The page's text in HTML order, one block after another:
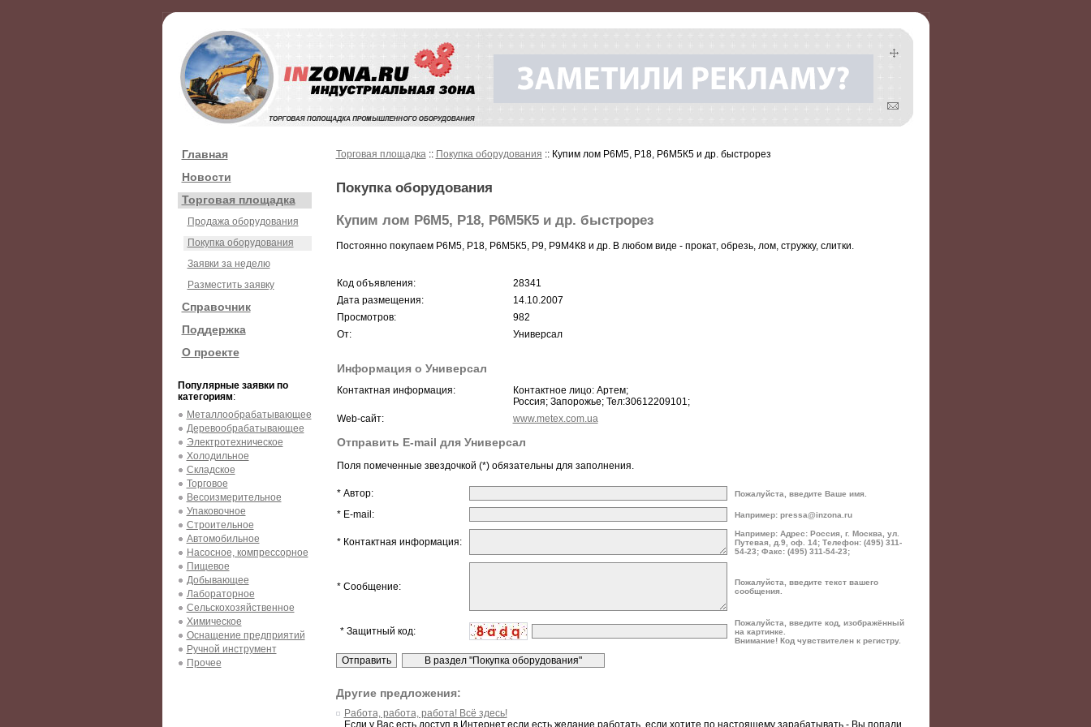
Главная
Новости
Торговая площадка
Продажа оборудования
Покупка оборудования
Заявки за неделю
Разместить заявку
Справочник
Поддержка
О проекте
Популярные заявки по
категориям:
Металлообрабатывающее
Деревообрабатывающее
Электротехническое
Холодильное
Складское
Торговое
Весоизмерительное
Упаковочное
Строительное
Автомобильное
Насосное, компрессорное
Пищевое
Добывающее
Лабораторное
Сельскохозяйственное
Химическое
Оснащение предприятий
Ручной инструмент
Прочее
Торговая площадка:: Покупка оборудования :: Купим лом Р6М5, Р18, Р6М5К5 и др. быстрорез
Покупка оборудования
Купим лом Р6М5, Р18, Р6М5К5 и др. быстрорез
Постоянно покупаем Р6М5, Р18, Р6М5К5, Р9, Р9М4К8 и др. В любом виде - прокат, обрезь, лом, стружку, слитки.
Код объявления:
28341
Дата размещения:
14.10.2007
Просмотров:
982
От:
Универсал
Информация о Универсал
Контактная информация:
Контактное лицо: Артем;
Россия; Запорожье; Тел:30612209101;
Web-сайт:
www.metex.com.ua
Отправить E-mail для Универсал
Поля помеченные звездочкой (*) обязательны для заполнения.
* Автор: Пожалуйста, введите Ваше имя.
* E-mail: Например: pressa@inzona.ru
* Контактная информация:
Например: Адрес: Россия, г. Москва, ул.
Путевая, д.9, оф. 14; Телефон: (495) 311-
54-23; Факс: (495) 311-54-23;
* Сообщение:
Пожалуйста, введите текст вашего
сообщения.
* Защитный код:
Пожалуйста, введите код, изображённый
на картинке.
Внимание! Код чувствителен к регистру.
Другие предложения:
Работа, работа, работа! Всё здесь!
Если у Вас есть доступ в Интернет,если есть желание работать, если хотите по настоящему зарабатывать - Вы попали